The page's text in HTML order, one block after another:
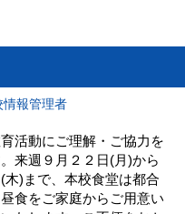
報管理者
活動にご理解・ご協力を
来週９月２２日(月)から
)まで、本校食堂は都合
食をご家庭からご用意い